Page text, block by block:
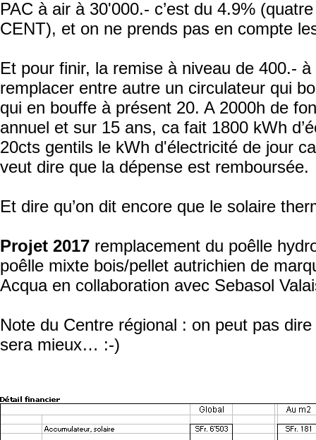
PAC à air à 30'000.- c’est du 4.9%
CENT), et on ne prends pas en compte
Et pour finir, la remise à niveau de 400.-
remplacer entre autre un circulateur qui
qui en bouffe à présent 20. A 2000h de
annuel et sur 15 ans, ca fait 1800 kWh
20cts gentils le kWh d'électricité de jour
veut dire que la dépense est remboursée.
Et dire qu’on dit encore que le solaire
Projet 2017 remplacement du poêlle
poêlle mixte bois/pellet autrichien de
Acqua en collaboration avec Sebasol
Note du Centre régional : on peut pas dire
sera mieux… :-)